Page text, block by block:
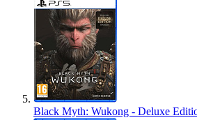
Black Myth: Wukong - Deluxe